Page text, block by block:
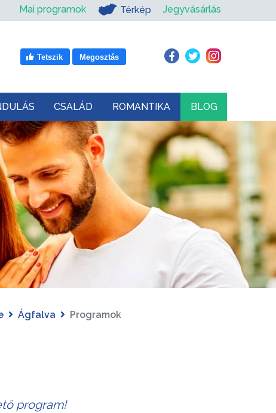
Mai programok Térkép Jegyvásárlás
Tetszik Megosztás
CSALÁD ROMANTIKA BLOG
Ágfalva Programok
program!